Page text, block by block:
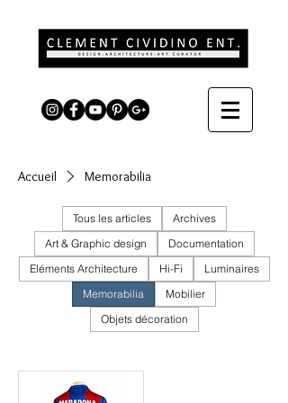
Accueil Memorabilia
Tous les articles
Archives
Art & Graphic design
Documentation
Eléments Architecture
Hi-Fi
Luminaires
Memorabilia
Mobilier
Objets décoration